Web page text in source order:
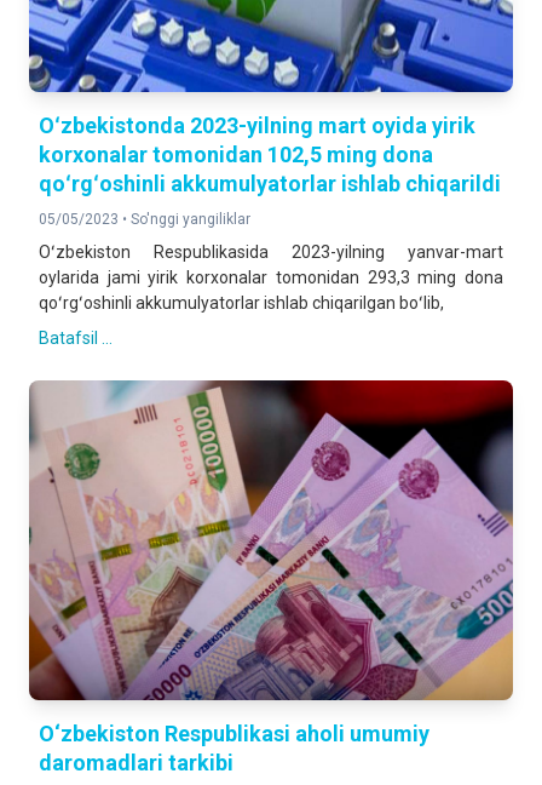
Oʻzbekistonda 2023-yilning mart oyida yirik
korxonalar tomonidan 102,5 ming dona
qoʻrgʻoshinli akkumulyatorlar ishlab chiqarildi
05/05/2023 • So'nggi yangiliklar
Oʻzbekiston Respublikasida 2023-yilning yanvar-mart
oylarida jami yirik korxonalar tomonidan 293,3 ming dona
qoʻrgʻoshinli akkumulyatorlar ishlab chiqarilgan boʻlib,
Batafsil ...
O‘zbekiston Respublikasi aholi umumiy
daromadlari tarkibi